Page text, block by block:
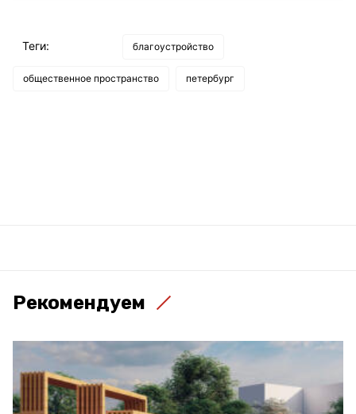
Теги: благоустройство
общественное пространство петербург
Рекомендуем